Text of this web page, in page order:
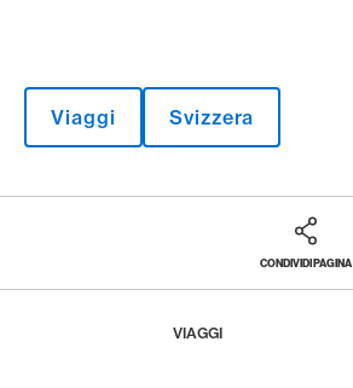
Viaggi Svizzera
CONDIVIDI PAGINA
Footer
VIAGGI